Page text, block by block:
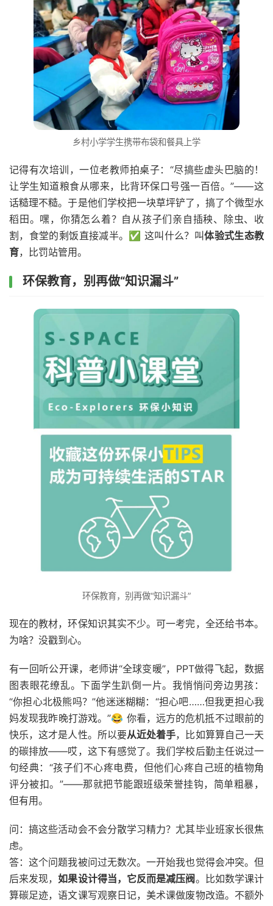
乡村小学学生携带布袋和餐具上学
记得有次培训，一位老教师拍桌子：“尽搞些虚头巴脑的！
让学生知道粮食从哪来，比背环保口号强一百倍。”——这
话糙理不糙。于是他们学校把一块草坪铲了，搞了个微型水
稻田。嘿，你猜怎么着？自从孩子们亲自插秧、除虫、收
割，食堂的剩饭直接减半。✅ 这叫什么？叫体验式生态教
育，比罚站管用。
环保教育，别再做“知识漏斗”
环保教育，别再做“知识漏斗”
现在的教材，环保知识其实不少。可一考完，全还给书本。
为啥？没戳到心。
有一回听公开课，老师讲“全球变暖”，PPT做得飞起，数据
图表眼花缭乱。下面学生趴倒一片。我悄悄问旁边男孩：
“你担心北极熊吗？”他迷迷糊糊：“担心吧……但我更担心我
妈发现我昨晚打游戏。”😂 你看，远方的危机抵不过眼前的
快乐，这才是人性。所以要从近处着手，比如算算自己一天
的碳排放——哎，这下有感觉了。我们学校后勤主任说过一
句经典：“孩子们不心疼电费，但他们心疼自己班的植物角
评分被扣。”——那就把节能跟班级荣誉挂钩，简单粗暴，
但有用。
问：搞这些活动会不会分散学习精力？尤其毕业班家长很焦
虑。
答：这个问题我被问过无数次。一开始我也觉得会冲突。但
后来发现，如果设计得当，它反而是减压阀。比如数学课计
算碳足迹，语文课写观察日记，美术课做废物改造。不额外